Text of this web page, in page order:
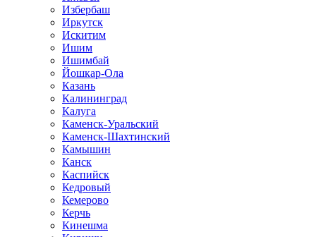
Избербаш
Иркутск
Искитим
Ишим
Ишимбай
Йошкар-Ола
Казань
Калининград
Калуга
Каменск-Уральский
Каменск-Шахтинский
Камышин
Канск
Каспийск
Кедровый
Кемерово
Керчь
Кинешма